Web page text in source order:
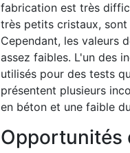
fabrication est très
très petits cristaux, sont
Cependant, les valeurs
assez faibles. L'un des
utilisés pour des tests
présentent plusieurs
en béton et une faible
Opportunités